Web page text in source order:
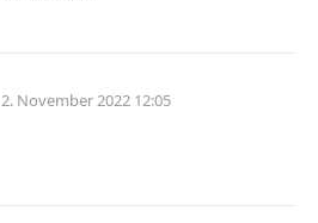
2. November 2022 12:05